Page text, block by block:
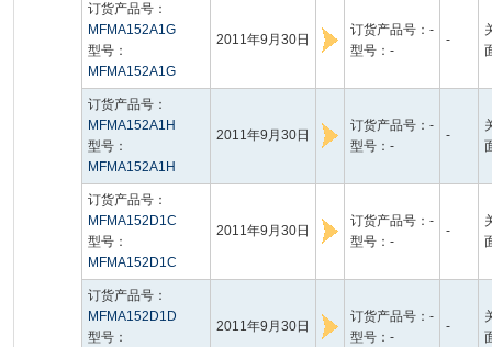
订货产品号：
MFMA152A1G
型号：
MFMA152A1G
2011年9月30日
订货产品号：-
型号：-
-
订货产品号：
MFMA152A1H
型号：
MFMA152A1H
2011年9月30日
订货产品号：-
型号：-
-
订货产品号：
MFMA152D1C
型号：
MFMA152D1C
2011年9月30日
订货产品号：-
型号：-
-
订货产品号：
MFMA152D1D
型号：
2011年9月30日
订货产品号：-
型号：-
-